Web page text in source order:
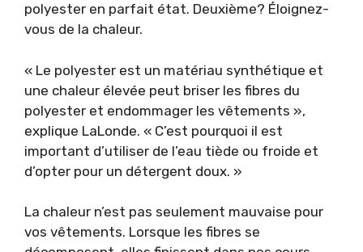
polyester en parfait état. Deuxième? Éloignez-
vous de la chaleur.
« Le polyester est un matériau synthétique et
une chaleur élevée peut briser les fibres du
polyester et endommager les vêtements »,
explique LaLonde. « C’est pourquoi il est
important d’utiliser de l’eau tiède ou froide et
d’opter pour un détergent doux. »
La chaleur n’est pas seulement mauvaise pour
vos vêtements. Lorsque les fibres se